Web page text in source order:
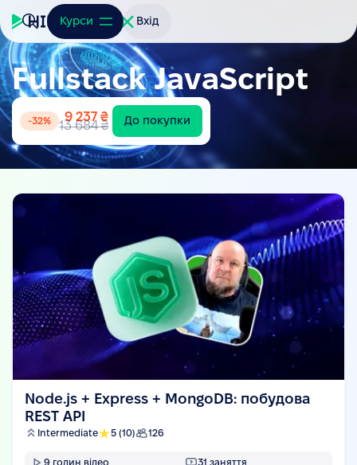
Курси Вхід
Fullstack JavaScript
-32% 9 237 ₴
13 684 ₴ До покупки
Node.js + Express + MongoDB: побудова
REST API
Intermediate 5 (10) 126
9 годин відео 31 заняття